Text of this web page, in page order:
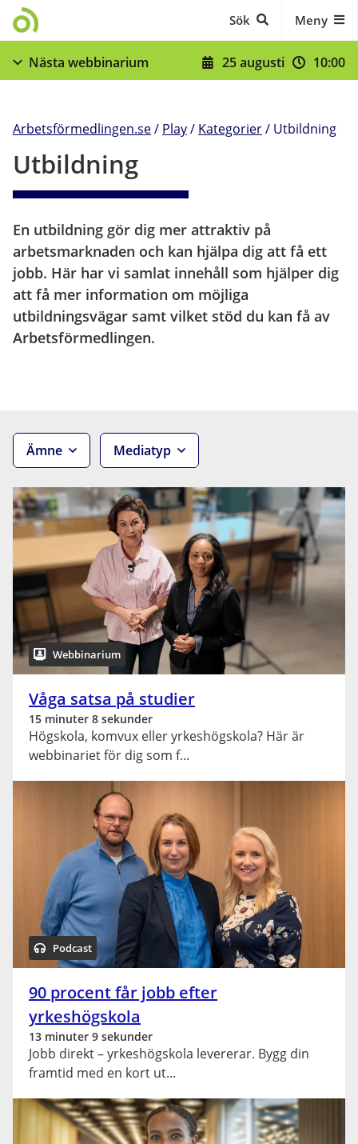
Gå till innehåll
Sök Meny
Nästa webbinarium 25 augusti
10:00
Visa fler
Arbetsförmedlingen.se/ Play/ Kategorier/ Utbildning
Utbildning
En utbildning gör dig mer attraktiv på
arbetsmarknaden och kan hjälpa dig att få ett
jobb. Här har vi samlat innehåll som hjälper dig
att få mer information om möjliga
utbildningsvägar samt vilket stöd du kan få av
Arbetsförmedlingen.
Ämne Mediatyp
Webbinarium
Våga satsa på studier
15 minuter 8 sekunder
Högskola, komvux eller yrkeshögskola? Här är
webbinariet för dig som f
Podcast
90 procent får jobb efter
yrkeshögskola
13 minuter 9 sekunder
Jobb direkt – yrkeshögskola levererar. Bygg din
framtid med en kort ut